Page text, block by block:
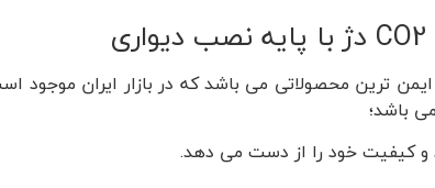
ترین محصولاتی می باشد که در بازار ایران موجود
باشد؛
و کیفیت خود را از دست می دهد.